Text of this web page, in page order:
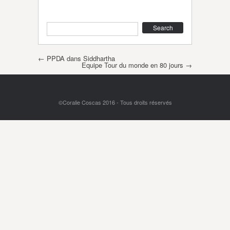
Post navigation
← PPDA dans Siddhartha
Equipe Tour du monde en 80 jours →
©Coralie Coscas 2016 - Tous droits réservés